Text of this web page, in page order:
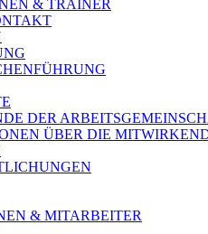
& TRAINER
DER
ÜBER DIE
& MITARBEITER